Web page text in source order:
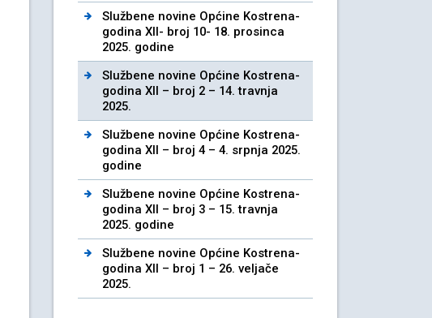
Službene novine Općine Kostrena-
godina XII- broj 10- 18. prosinca
2025. godine
Službene novine Općine Kostrena-
godina XII – broj 2 – 14. travnja
2025.
Službene novine Općine Kostrena-
godina XII – broj 4 – 4. srpnja 2025.
godine
Službene novine Općine Kostrena-
godina XII – broj 3 – 15. travnja
2025. godine
Službene novine Općine Kostrena-
godina XII – broj 1 – 26. veljače
2025.